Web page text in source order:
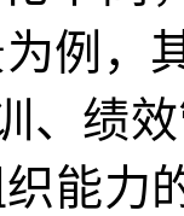
例，
、绩
能力